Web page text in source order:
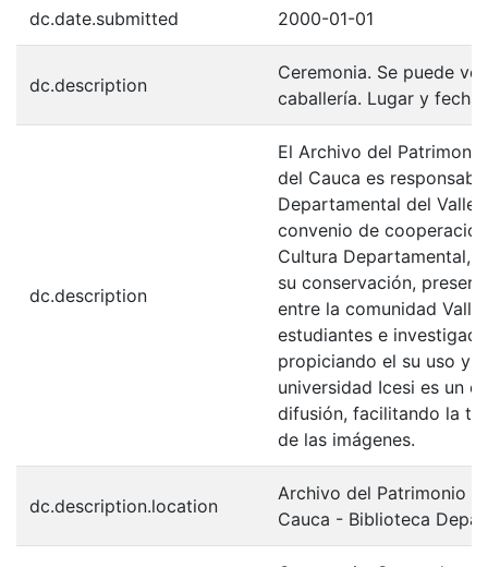
dc.date.submitted 2000-01-01
dc.description
Ceremonia. Se puede
caballería. Lugar y
dc.description
El Archivo del
del Cauca es
Departamental del Valle
convenio de
Cultura Departamental,
su conservación,
entre la comunidad
estudiantes e
propiciando el su uso y
universidad Icesi es un
difusión, facilitando la
de las imágenes.
dc.description.location
Archivo del Patrimonio
Cauca - Biblioteca